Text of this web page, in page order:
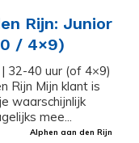
Rijn: Junior
/ 4×9)
32-40 uur (of 4×9)
Rijn Mijn klant is
waarschijnlijk
mee...
Alphen aan den Rijn